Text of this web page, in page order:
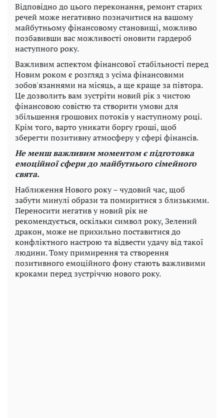
Відповідно до цього переконання, ремонт старих
речей може негативно позначитися на вашому
майбутньому фінансовому становищі, можливо
позбавивши вас можливості оновити гардероб
наступного року.
Важливим аспектом фінансової стабільності перед
Новим роком є ​​розгляд з усіма фінансовими
зобов'язаннями на місяць, а ще краще за півтора.
Це дозволить вам зустріти новий рік з чистою
фінансовою совістю та створити умови для
збільшення грошових потоків у наступному році.
Крім того, варто уникати боргу гроші, щоб
зберегти позитивну атмосферу у сфері фінансів.
Не менш важливим моментом є підготовка
емоційної сфери до майбутнього сімейного
свята.
Наближення Нового року – чудовий час, щоб
забути минулі образи та помиритися з близькими.
Переносити негатив у новий рік не
рекомендується, оскільки символ року, Зелений
дракон, може не прихильно поставитися до
конфліктного настрою та відвести удачу від такої
людини. Тому примирення та створення
позитивного емоційного фону стають важливими
кроками перед зустріччю нового року.